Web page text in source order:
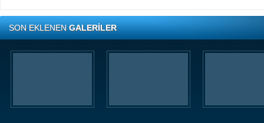
SON EKLENENGALERİLER